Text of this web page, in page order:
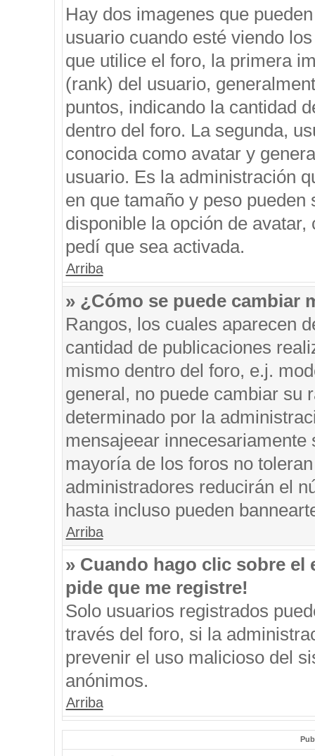
Hay dos imagenes que
usuario cuando esté viendo
que utilice el foro, la primera
(rank) del usuario,
puntos, indicando la cantidad
dentro del foro. La segunda,
conocida como avatar y
usuario. Es la administración
en que tamaño y peso
disponible la opción de
pedí que sea activada.
Arriba
» ¿Cómo se puede cambiar
Rangos, los cuales aparecen
cantidad de publicaciones
mismo dentro del foro, e.j.
general, no puede cambiar su
determinado por la
mensajeear
mayoría de los foros no
administradores reducirán el
hasta incluso pueden
Arriba
» Cuando hago clic sobre el
pide que me registre!
Solo usuarios registrados
través del foro, si la
prevenir el uso malicioso del
anónimos.
Arriba